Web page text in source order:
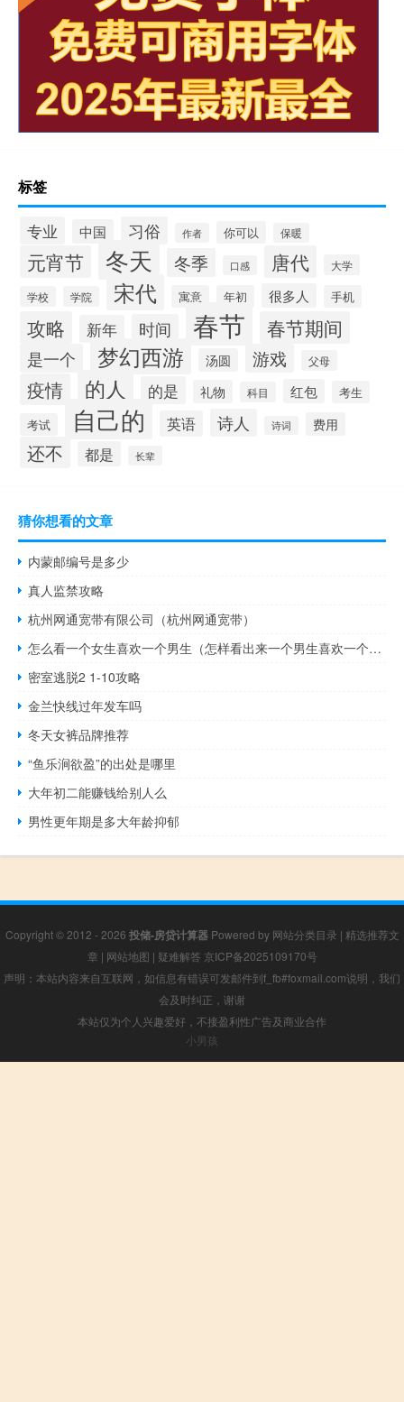
标签
专业 中国 习俗 作者 你可以 保暖
元宵节 冬天 冬季 口感 唐代 大学
学校 学院 宋代 寓意 年初 很多人 手机
攻略 新年 时间 春节 春节期间
是一个 梦幻西游 汤圆 游戏 父母
疫情 的人 的是 礼物 科目 红包
考生
考试
自己的 英语 诗人 诗词 费用
还不 都是 长辈
猜你想看的文章
内蒙邮编号是多少
真人监禁攻略
杭州网通宽带有限公司（杭州网通宽带）
怎么看一个女生喜欢一个男生（怎样看出来一个男生喜欢一个女生）
密室逃脱2 1-10攻略
金兰快线过年发车吗
冬天女裤品牌推荐
“鱼乐涧欲盈”的出处是哪里
大年初二能赚钱给别人么
男性更年期是多大年龄抑郁
Copyright © 2012 - 2026 投储-房贷计算器Powered by 网站分类目录 | 精选推荐文
章 | 网站地图 | 疑难解答 京ICP备2025109170号
声明：本站内容来自互联网，如信息有错误可发邮件到f_fb#foxmail.com说明，我们
会及时纠正，谢谢
本站仅为个人兴趣爱好，不接盈利性广告及商业合作
小男孩